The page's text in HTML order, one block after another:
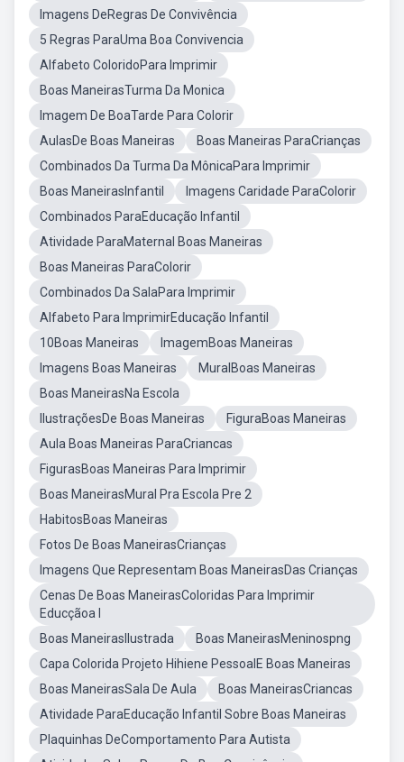
Imagens DeRegras De Convivência
5 Regras ParaUma Boa Convivencia
Alfabeto ColoridoPara Imprimir
Boas ManeirasTurma Da Monica
Imagem De BoaTarde Para Colorir
AulasDe Boas Maneiras
Boas Maneiras ParaCrianças
Combinados Da Turma Da MônicaPara Imprimir
Boas ManeirasInfantil
Imagens Caridade ParaColorir
Combinados ParaEducação Infantil
Atividade ParaMaternal Boas Maneiras
Boas Maneiras ParaColorir
Combinados Da SalaPara Imprimir
Alfabeto Para ImprimirEducação Infantil
10Boas Maneiras
ImagemBoas Maneiras
Imagens Boas Maneiras
MuralBoas Maneiras
Boas ManeirasNa Escola
IlustraçõesDe Boas Maneiras
FiguraBoas Maneiras
Aula Boas Maneiras ParaCriancas
FigurasBoas Maneiras Para Imprimir
Boas ManeirasMural Pra Escola Pre 2
HabitosBoas Maneiras
Fotos De Boas ManeirasCrianças
Imagens Que Representam Boas ManeirasDas Crianças
Cenas De Boas ManeirasColoridas Para Imprimir
Educçãoa I
Boas ManeirasIlustrada
Boas ManeirasMeninospng
Capa Colorida Projeto Hihiene PessoalE Boas Maneiras
Boas ManeirasSala De Aula
Boas ManeirasCriancas
Atividade ParaEducação Infantil Sobre Boas Maneiras
Plaquinhas DeComportamento Para Autista